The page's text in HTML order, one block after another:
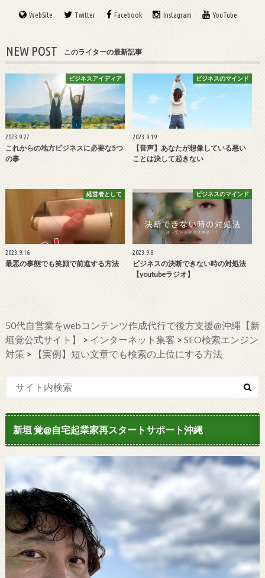
WebSite Twitter Facebook Instagram YouTube
NEW POST このライターの最新記事
ビジネスアイディア
2023.9.27
これからの地方ビジネスに必要な5つ
の事
ビジネスのマインド
2023.9.19
【音声】あなたが想像している悪い
ことは決して起きない
経営者として
2023.9.16
最悪の事態でも笑顔で前進する方法
ビジネスのマインド
2023.9.8
ビジネスの決断できない時の対処法
【youtubeラジオ】
50代自営業をwebコンテンツ作成代行で後方支援@沖縄【新
垣覚公式サイト】
> インターネット集客 > SEO検索エンジン
対策> 【実例】短い文章でも検索の上位にする方法
新垣 覚@自宅起業家再スタートサポート沖縄